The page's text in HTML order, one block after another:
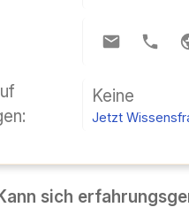
Poni subito una